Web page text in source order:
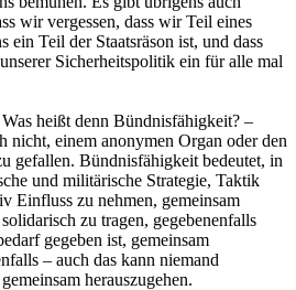
wir vergessen, dass wir Teil eines
ein Teil der Staatsräson ist, und dass
Sicherheitspolitik ein für alle mal
heißt denn Bündnisfähigkeit? –
nicht, einem anonymen Organ oder den
gefallen. Bündnisfähigkeit bedeutet, in
und militärische Strategie, Taktik
Einfluss zu nehmen, gemeinsam
zu tragen, gegebenenfalls
gegeben ist, gemeinsam
– auch das kann niemand
herauszugehen.